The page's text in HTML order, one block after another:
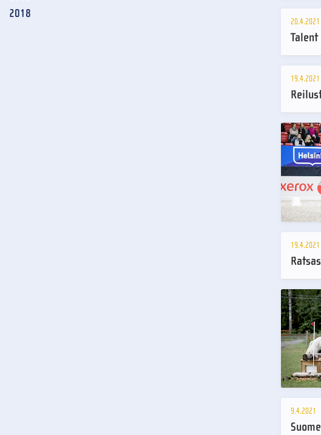
20.4.2021
19.4.2021
19.4.2021
9.4.2021
2018